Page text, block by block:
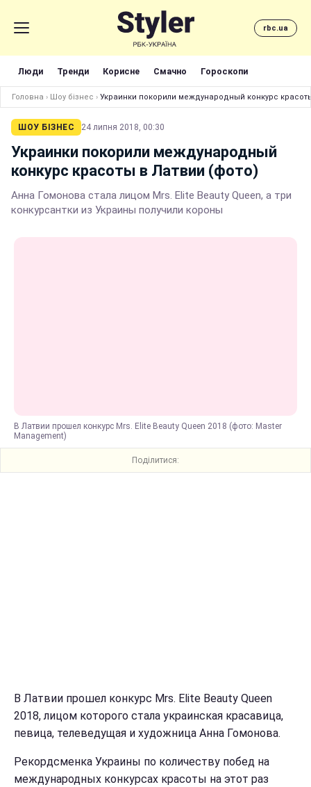
rbc.ua
Люди Тренди Корисне Смачно Гороскопи
Головна › Шоу бізнес › Украинки покорили международный конкурс
ШОУ БІЗНЕС 24 липня 2018, 00:30
Украинки покорили международный
конкурс красоты в Латвии (фото)
Анна Гомонова стала лицом Mrs. Elite Beauty Queen, а три
конкурсантки из Украины получили короны
В Латвии прошел конкурс Mrs. Elite Beauty Queen 2018 (фото: Master
Management)
Поділитися:
В Латвии прошел конкурс Mrs. Elite Beauty Queen
2018, лицом которого стала украинская красавица,
певица, телеведущая и художница Анна Гомонова.
Рекордсменка Украины по количеству побед на
международных конкурсах красоты на этот раз